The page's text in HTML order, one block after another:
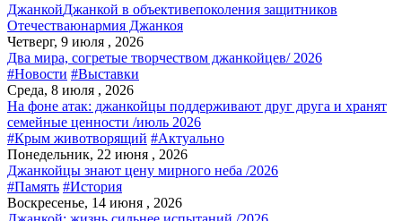
ДжанкойДжанкой в объективепоколения защитников
Отечестваюнармия Джанкоя
Четверг, 9 июля , 2026
Два мира, согретые творчеством джанкойцев/ 2026
#Новости #Выставки
Среда, 8 июля , 2026
На фоне атак: джанкойцы поддерживают друг друга и хранят
семейные ценности /июль 2026
#Крым животворящий #Актуально
Понедельник, 22 июня , 2026
Джанкойцы знают цену мирного неба /2026
#Память #История
Воскресенье, 14 июня , 2026